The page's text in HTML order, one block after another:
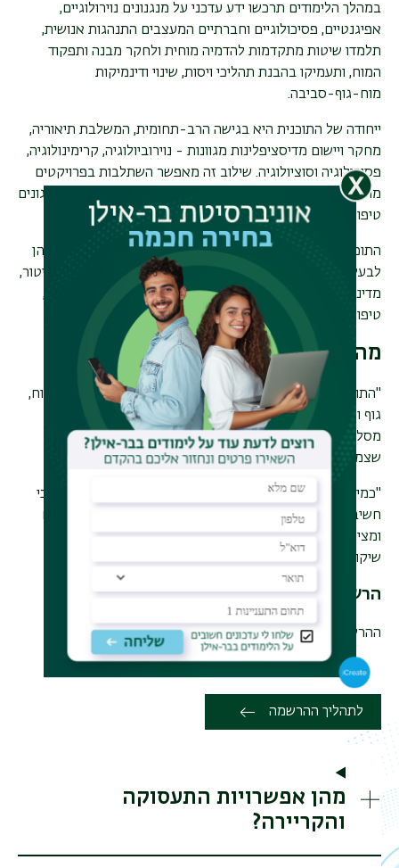
במהלך הלימודים תרכשו ידע עדכני על מנגנונים נוירולוגיים,
אפיגנטיים, פסיכולוגיים וחברתיים המעצבים התנהגות אנושית,
תלמדו שיטות מתקדמות להדמיה מוחית ולחקר מבנה ותפקוד
המוח, ותעמיקו בהבנת תהליכי ויסות, שינוי ודינמיקות
מוח-גוף-סביבה.
ייחודה של התוכנית היא בגישה הרב-תחומית, המשלבת תיאוריה,
מחקר ויישום מדיסציפלינות מגוונות - נוירוביולוגיה, קרימינולוגיה,
פסיכולוגיה וסוציולוגיה. שילוב זה מאפשר השתלבות בפרויקטים
מחקריים עם מוסדות אקדמיים בארץ ובעולם, גופי ממשל וארגונים
טיפוליים.
התוכנית מתאימה הן למעוניינים במסלול מחקרי (כולל תזה), והן
לבעלי עניין ביישומים מעשיים בתחומי שיקום, מניעה, חינוך, שיטור,
מדיניות ציבורית ועוד - ומעניקה בסיס איתן לקריירה אקדמית,
טיפולית או חברתית.
מה הבוגרים מספרים?
"התוכנית פתחה בפניי עולם של ידע וכלים - על הקשר שבין מוח,
גוף והתנהגות, ועל האפשרות לשינוי גם במצבים מורכבים. זהו
מסלול למי שרוצה לחשוב אחרת, לפעול אחרת - ולהאמין
שצמיחה אישית וחברתית היא אפשרית." (שחר)
"כמי שעובדת בתחום בריאות הנפש, הלימודים פתחו בפניי דרכי
חשיבה חדשות והעמיקו את ההבנה שלי לגבי תהליכים פנימיים
ומציאות חיצונית. הידע שרכשתי סייע לי לבנות וליישם תהליכי
שיקום מותאמים יותר למתמודדי נפש." (מאי)
הרשמה
ההרשמה לשנת הלימודים תשפ"ז נפתחה
לתהליך ההרשמה
מהן אפשרויות התעסוקה
והקריירה?